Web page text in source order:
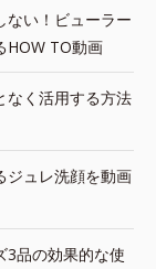
ない！ビューラー
HOW TO動画
なく活用する方法
ジュレ洗顔を動画
3品の効果的な使